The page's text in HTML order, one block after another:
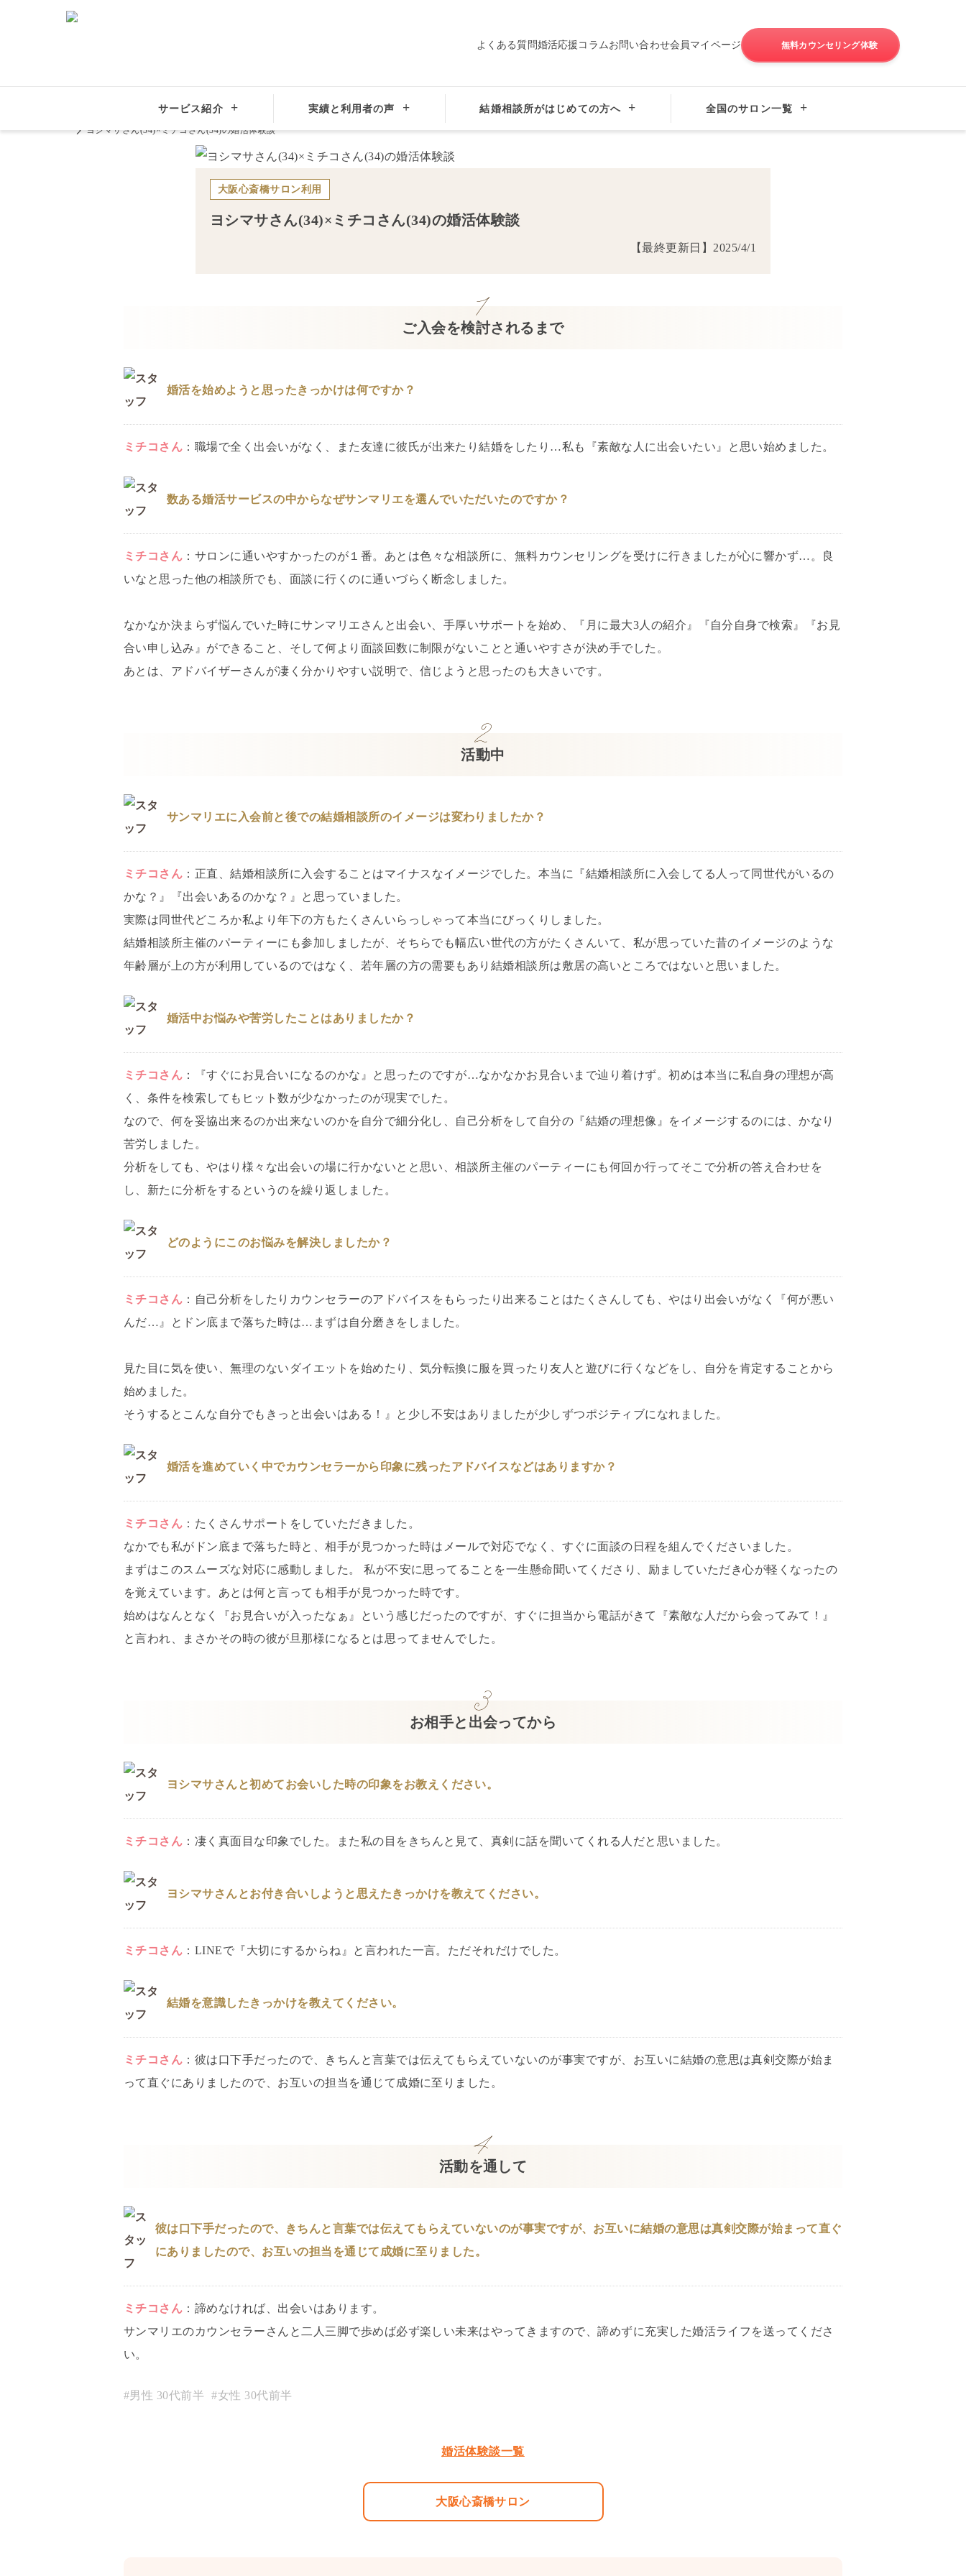
よくある質問婚活応援コラム お問い合わせ会員マイページ 無料カウンセリング体験
サービス紹介 実績と利用者の声 結婚相談所がはじめての方へ 全国のサロン一覧
全国の結婚相談所 関西・近畿地方 大阪府心斎橋の結婚相談所サンマリエ大阪心斎橋サロン
カップルインタビュー・婚活体験談
ヨシマサさん(34)×ミチコさん(34)の婚活体験談
大阪心斎橋サロン利用
ヨシマサさん(34)× ミチコ さん(34)の婚活体験談
【最終更新日】 2025/4/1
ご入会を検討されるまで
婚活を始めようと思ったきっかけは何ですか？
ミチコ さん ： 職場で全く出会いがなく、また友達に彼氏が出来たり結婚をしたり…私も『素敵な人に出会いたい』と思い始めました。
数ある婚活サービスの中からなぜサンマリエを選んでいただいたのですか？
ミチコ さん ： サロンに通いやすかったのが１番。あとは色々な相談所に、無料カウンセリングを受けに行きましたが心に響かず…。良
いなと思った他の相談所でも、面談に行くのに通いづらく断念しました。
なかなか決まらず悩んでいた時にサンマリエさんと出会い、手厚いサポートを始め、『月に最大3人の紹介』『自分自身で検索』『お見
合い申し込み』ができること、そして何より面談回数に制限がないことと通いやすさが決め手でした。
あとは、アドバイザーさんが凄く分かりやすい説明で、信じようと思ったのも大きいです。
活動中
サンマリエに入会前と後での結婚相談所のイメージは変わりましたか？
ミチコ さん ： 正直、結婚相談所に入会することはマイナスなイメージでした。本当に『結婚相談所に入会してる人って同世代がいるの
かな？』『出会いあるのかな？』と思っていました。
実際は同世代どころか私より年下の方もたくさんいらっしゃって本当にびっくりしました。
結婚相談所主催のパーティーにも参加しましたが、そちらでも幅広い世代の方がたくさんいて、私が思っていた昔のイメージのような
年齢層が上の方が利用しているのではなく、若年層の方の需要もあり結婚相談所は敷居の高いところではないと思いました。
婚活中お悩みや苦労したことはありましたか？
ミチコ さん ：
『すぐにお見合いになるのかな』と思ったのですが…なかなかお見合いまで辿り着けず。初めは本当に私自身の理想が高
く、条件を検索してもヒット数が少なかったのが現実でした。
なので、何を妥協出来るのか出来ないのかを自分で細分化し、自己分析をして自分の『結婚の理想像』をイメージするのには、かなり
苦労しました。
分析をしても、やはり様々な出会いの場に行かないとと思い、相談所主催のパーティーにも何回か行ってそこで分析の答え合わせを
し、新たに分析をするというのを繰り返しました。
どのようにこのお悩みを解決しましたか？
ミチコ さん ： 自己分析をしたりカウンセラーのアドバイスをもらったり出来ることはたくさんしても、やはり出会いがなく『何が悪い
んだ…』とドン底まで落ちた時は…まずは自分磨きをしました。
見た目に気を使い、無理のないダイエットを始めたり、気分転換に服を買ったり友人と遊びに行くなどをし、自分を肯定することから
始めました。
そうするとこんな自分でもきっと出会いはある！』と少し不安はありましたが少しずつポジティブになれました。
婚活を進めていく中でカウンセラーから印象に残ったアドバイスなどはありますか？
ミチコ さん ： たくさんサポートをしていただきました。
なかでも私がドン底まで落ちた時と、相手が見つかった時はメールで対応でなく、すぐに面談の日程を組んでくださいました。
まずはこのスムーズな対応に感動しました。 私が不安に思ってることを一生懸命聞いてくださり、励ましていただき心が軽くなったの
を覚えています。あとは何と言っても相手が見つかった時です。
始めはなんとなく『お見合いが入ったなぁ』という感じだったのですが、すぐに担当から電話がきて『素敵な人だから会ってみて！』
と言われ、まさかその時の彼が旦那様になるとは思ってませんでした。
お相手と出会ってから
ヨシマサさんと初めてお会いした時の印象をお教えください。
ミチコ さん ： 凄く真面目な印象でした。また私の目をきちんと見て、真剣に話を聞いてくれる人だと思いました。
ヨシマサさんとお付き合いしようと思えたきっかけを教えてください。
ミチコ さん ： LINEで『大切にするからね』と言われた一言。ただそれだけでした。
結婚を意識したきっかけを教えてください。
ミチコ さん ： 彼は口下手だったので、きちんと言葉では伝えてもらえていないのが事実ですが、お互いに結婚の意思は真剣交際が始ま
って直ぐにありましたので、お互いの担当を通じて成婚に至りました。
活動を通して
彼は口下手だったので、きちんと言葉では伝えてもらえていないのが事実ですが、お互いに結婚の意思は真剣交際が始まって直ぐ
にありましたので、お互いの担当を通じて成婚に至りました。
ミチコ さん ： 諦めなければ、出会いはあります。
サンマリエのカウンセラーさんと二人三脚で歩めば必ず楽しい未来はやってきますので、諦めずに充実した婚活ライフを送ってくださ
い。
#男性 30代前半 #女性 30代前半
婚活体験談一覧
大阪心斎橋サロン